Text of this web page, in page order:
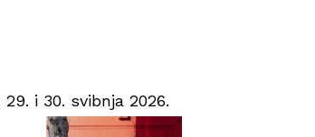
i 30. svibnja 2026.